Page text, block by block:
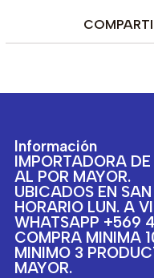
Información
IMPORTADORA
AL POR MAYOR.
UBICADOS EN
HORARIO LUN. A
WHATSAPP +569
COMPRA MINIMA
MINIMO 3
MAYOR.